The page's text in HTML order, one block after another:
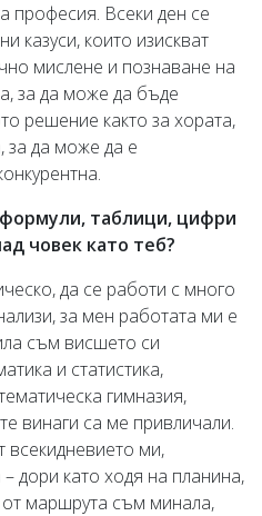
професия. Всеки ден се
казуси, които изискват
мислене и познаване на
за да може да бъде
решение както за хората,
за да може да е
таблици, цифри
човек като теб?
да се работи с много
за мен работата ми е
съм висшето си
и статистика,
гимназия,
винаги са ме привличали.
ми,
дори като ходя на планина,
маршрута съм минала,